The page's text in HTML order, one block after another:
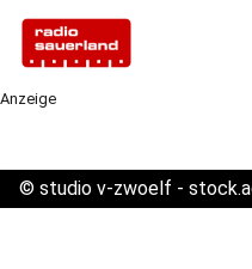
Anzeige
© studio v-zwoelf -